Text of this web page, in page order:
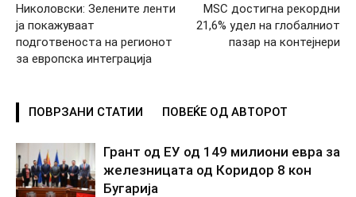
Николовски: Зелените ленти
ја покажуваат
подготвеноста на регионот
за европска интеграција
MSC достигна рекордни
21,6% удел на глобалниот
пазар на контејнери
ПОВРЗАНИ СТАТИИ ПОВЕЌЕ ОД АВТОРОТ
Грант од ЕУ од 149 милиони евра за
железницата од Коридор 8 кон
Бугарија